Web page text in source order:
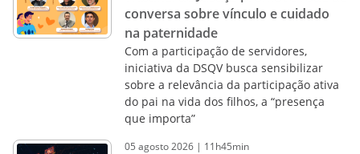
conversa sobre vínculo e cuidado
na paternidade
Com a participação de servidores,
iniciativa da DSQV busca sensibilizar
sobre a relevância da participação ativa
do pai na vida dos filhos, a “presença
que importa”
05 agosto2026 | 11h45min